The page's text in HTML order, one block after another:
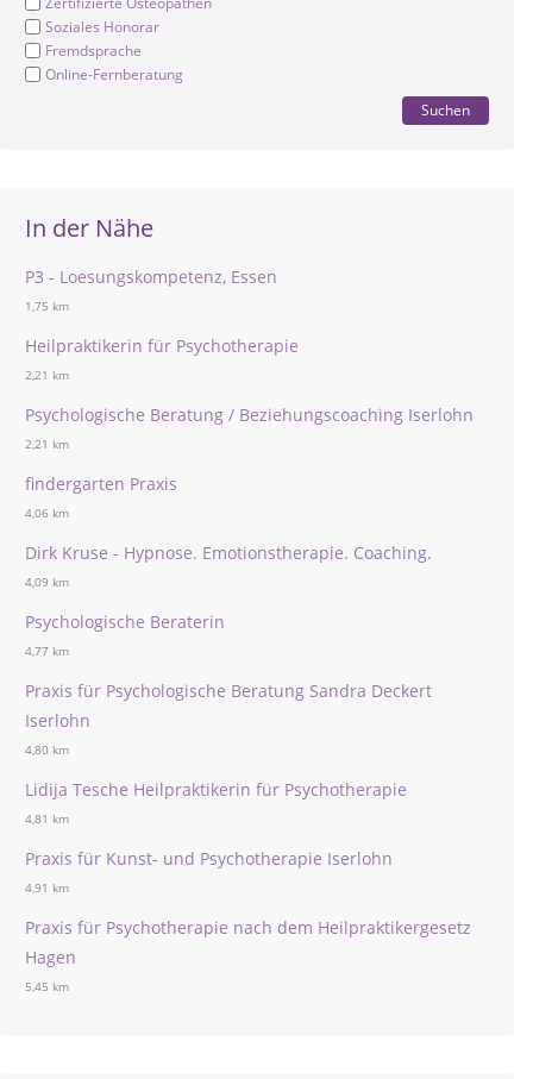
Soziales Honorar
Fremdsprache
Online-Fernberatung
Suchen
In der Nähe
P3 - Loesungskompetenz, Essen
1,75 km
Heilpraktikerin für Psychotherapie
2,21 km
Psychologische Beratung / Beziehungscoaching Iserlohn
2,21 km
findergarten Praxis
4,06 km
Dirk Kruse - Hypnose. Emotionstherapie. Coaching.
4,09 km
Psychologische Beraterin
4,77 km
Praxis für Psychologische Beratung Sandra Deckert
Iserlohn
4,80 km
Lidija Tesche Heilpraktikerin für Psychotherapie
4,81 km
Praxis für Kunst- und Psychotherapie Iserlohn
4,91 km
Praxis für Psychotherapie nach dem Heilpraktikergesetz
Hagen
5,45 km